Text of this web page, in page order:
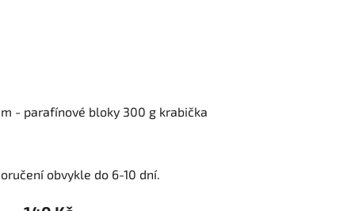
- parafínové bloky 300 g krabička
obvykle do 6-10 dní.